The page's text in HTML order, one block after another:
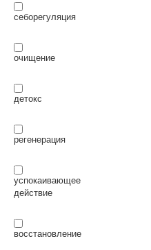
себорегуляция
очищение
детокс
регенерация
успокаивающее
действие
восстановление